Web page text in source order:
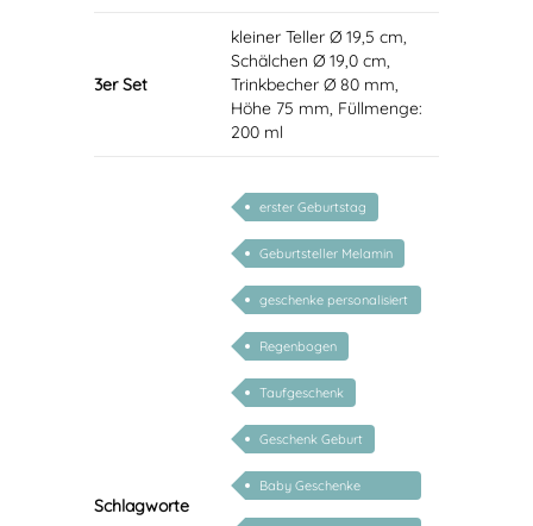
3er Set
kleiner Teller Ø 19,5 cm,
Schälchen Ø 19,0 cm,
Trinkbecher Ø 80 mm,
Höhe 75 mm, Füllmenge:
200 ml
Schlagworte
erster Geburtstag
Geburtsteller Melamin
geschenke personalisiert
kinder
Regenbogen
Taufgeschenk
Geschenk Geburt
Baby Geschenke
personalisierbar